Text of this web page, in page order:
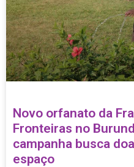
Novo orfanato da
Fronteiras no
campanha busca
espaço